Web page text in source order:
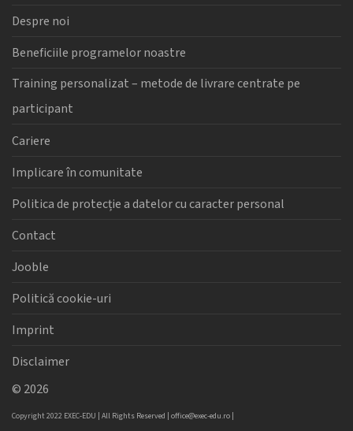
Despre noi
Beneficiile programelor noastre
Training personalizat – metode de livrare centrate pe
participant
Cariere
Implicare în comunitate
Politica de protecție a datelor cu caracter personal
Contact
Jooble
Politică cookie-uri
Imprint
Disclaimer
© 2026
Copyright 2022 EXEC-EDU | All Rights Reserved | office@exec-edu.ro